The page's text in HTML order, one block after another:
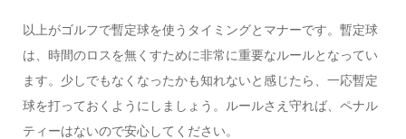
以上がゴルフで暫定球を使うタイミングとマナーです。暫定球
は、時間のロスを無くすために非常に重要なルールとなってい
ます。少しでもなくなったかも知れないと感じたら、一応暫定
球を打っておくようにしましょう。ルールさえ守れば、ペナル
ティーはないので安心してください。